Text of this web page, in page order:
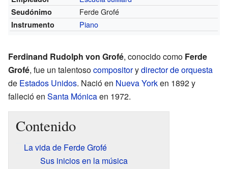
Seudónimo Ferde Grofé
Instrumento Piano
Ferdinand Rudolph von Grofé, conocido como Ferde
Grofé, fue un talentosocompositorydirector de orquesta
de Estados Unidos. Nació en Nueva Yorken 1892 y
falleció en Santa Mónicaen 1972.
Contenido
La vida de Ferde Grofé
Sus inicios en la música